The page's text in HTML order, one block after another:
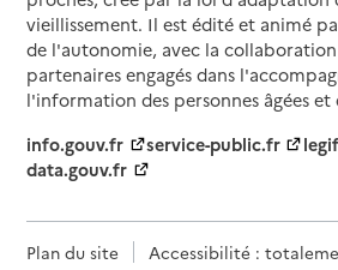
vieillissement. Il est édité et animé
de l'autonomie, avec la
partenaires engagés dans
l'information des personnes âgées et
info.gouv.fr
service-public.fr
data.gouv.fr
Plan du site
Accessibilité :